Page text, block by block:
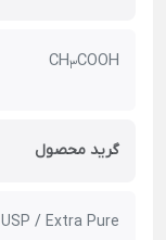
CH3COOH
گرید محصول
/ Extra Pure